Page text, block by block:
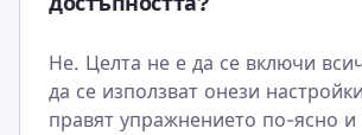
Не. Целта не е да се включи
да се използват онези
правят упражнението по-ясно и